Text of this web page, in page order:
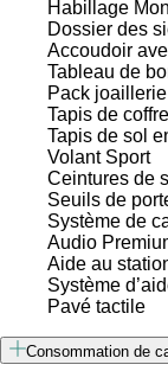
Habillage
Dossier des
Accoudoir
Tableau de
Pack
Tapis de
Tapis de sol
Volant Sport
Ceintures de
Seuils de
Système de
Audio
Aide au
Système
Pavé tactile
Consommation de